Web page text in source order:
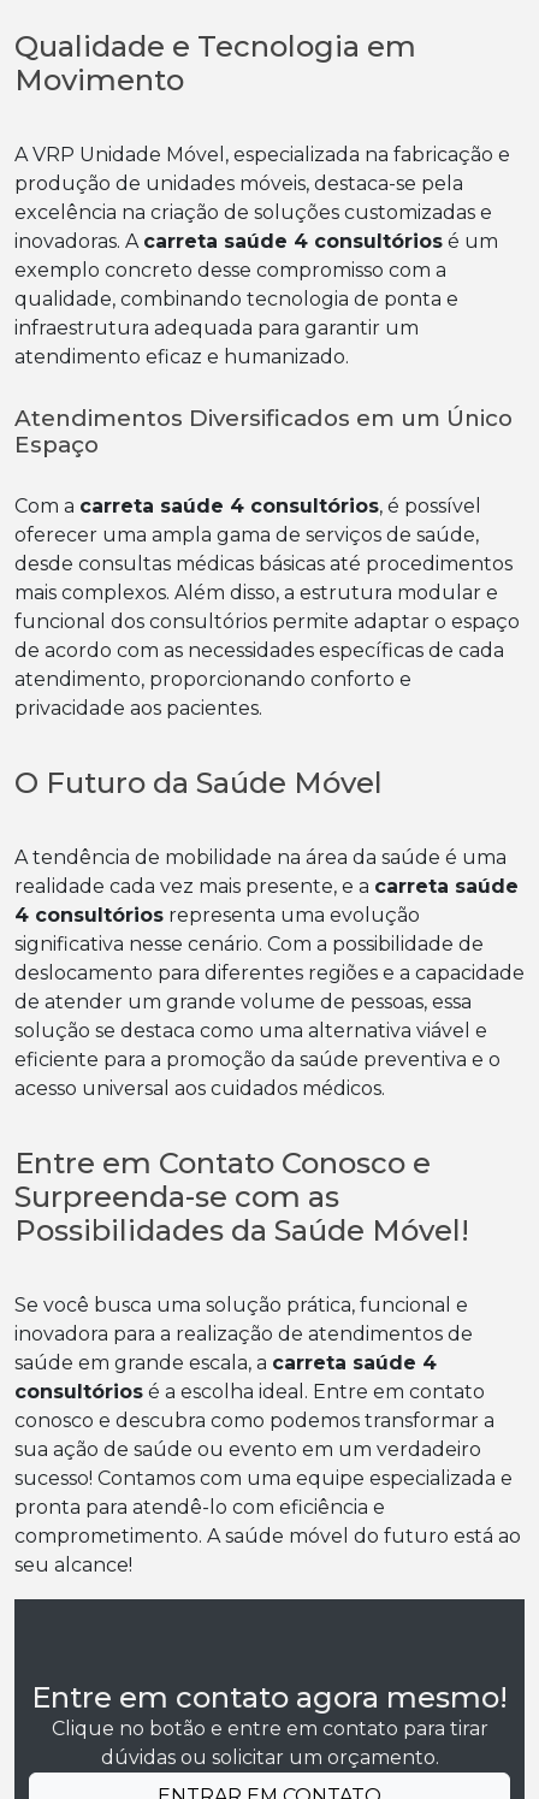
Qualidade e Tecnologia em
Movimento
A VRP Unidade Móvel, especializada na fabricação e
produção de unidades móveis, destaca-se pela
excelência na criação de soluções customizadas e
inovadoras. A carreta saúde 4 consultórios é um
exemplo concreto desse compromisso com a
qualidade, combinando tecnologia de ponta e
infraestrutura adequada para garantir um
atendimento eficaz e humanizado.
Atendimentos Diversificados em um Único
Espaço
Com a carreta saúde 4 consultórios, é possível
oferecer uma ampla gama de serviços de saúde,
desde consultas médicas básicas até procedimentos
mais complexos. Além disso, a estrutura modular e
funcional dos consultórios permite adaptar o espaço
de acordo com as necessidades específicas de cada
atendimento, proporcionando conforto e
privacidade aos pacientes.
O Futuro da Saúde Móvel
A tendência de mobilidade na área da saúde é uma
realidade cada vez mais presente, e a carreta saúde
4 consultórios representa uma evolução
significativa nesse cenário. Com a possibilidade de
deslocamento para diferentes regiões e a capacidade
de atender um grande volume de pessoas, essa
solução se destaca como uma alternativa viável e
eficiente para a promoção da saúde preventiva e o
acesso universal aos cuidados médicos.
Entre em Contato Conosco e
Surpreenda-se com as
Possibilidades da Saúde Móvel!
Se você busca uma solução prática, funcional e
inovadora para a realização de atendimentos de
saúde em grande escala, a carreta saúde 4
consultórios é a escolha ideal. Entre em contato
conosco e descubra como podemos transformar a
sua ação de saúde ou evento em um verdadeiro
sucesso! Contamos com uma equipe especializada e
pronta para atendê-lo com eficiência e
comprometimento. A saúde móvel do futuro está ao
seu alcance!
Entre em contato agora mesmo!
Clique no botão e entre em contato para tirar
dúvidas ou solicitar um orçamento.